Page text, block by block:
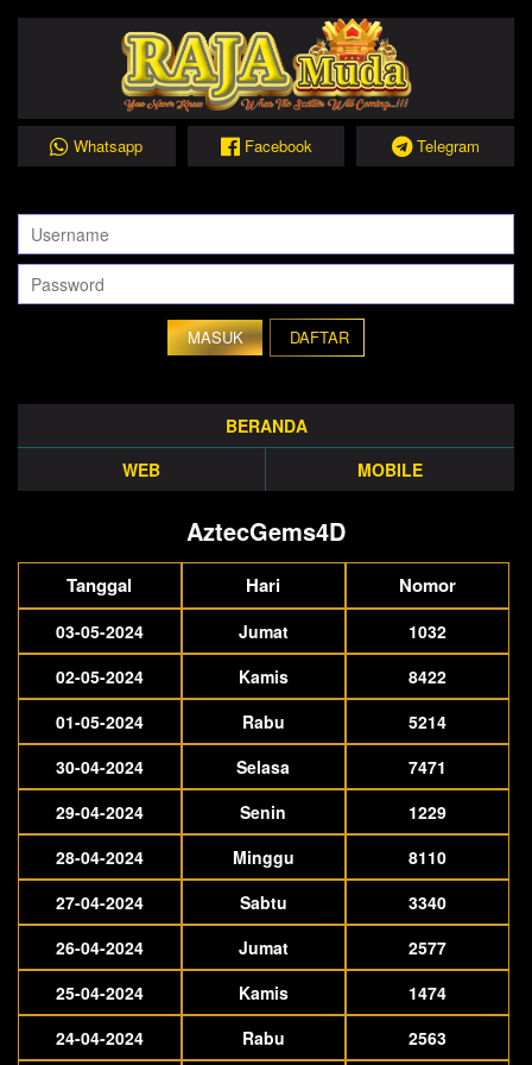
Whatsapp Facebook Telegram
DAFTAR
BERANDA
WEB
MOBILE
AztecGems4D
Tanggal Hari Nomor
03-05-2024 Jumat
1032
02-05-2024
Kamis
8422
01-05-2024
Rabu
5214
30-04-2024
Selasa
7471
29-04-2024
Senin
1229
28-04-2024
Minggu
8110
27-04-2024
Sabtu
3340
26-04-2024
Jumat
2577
25-04-2024
Kamis
1474
24-04-2024
Rabu 2563